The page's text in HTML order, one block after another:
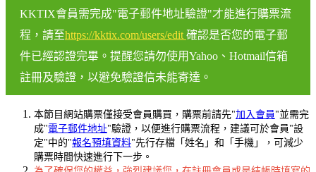
KKTIX會員需完成"電子郵件地址驗證"才能進行購票流
程，請至https://kktix.com/users/edit 確認是否您的電子郵
件已經認證完畢。提醒您請勿使用Yahoo、Hotmail信箱
註冊及驗證，以避免驗證信未能寄達。
本節目網站購票僅接受會員購買，購票前請先"加入會員 "並需完
成"電子郵件地址"驗證，以便進行購票流程，建議可於會員"設
定"中的"報名預填資料"先行存檔「姓名」和「手機」，可減少
購票時間快速進行下一步。